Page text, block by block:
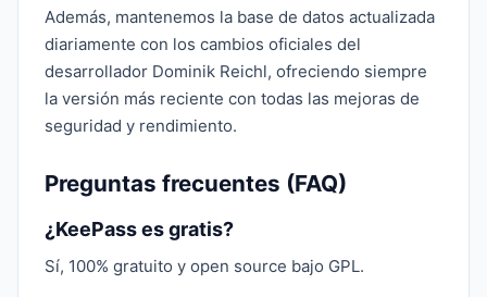
Además, mantenemos la base de datos actualizada
diariamente con los cambios oficiales del
desarrollador Dominik Reichl, ofreciendo siempre
la versión más reciente con todas las mejoras de
seguridad y rendimiento.
Preguntas frecuentes (FAQ)
¿KeePass es gratis?
Sí, 100% gratuito y open source bajo GPL.